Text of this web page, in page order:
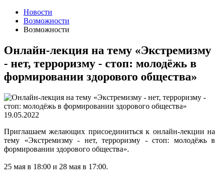
Новости
Возможности
Возможности
Онлайн-лекция на тему «Экстремизму
- нет, терроризму - стоп: молодёжь в
формировании здорового общества»
19.05.2022
Приглашаем желающих присоединиться к онлайн-лекции на
тему «Экстремизму - нет, терроризму - стоп: молодёжь в
формировании здорового общества».
25 мая в 18:00 и 28 мая в 17:00.